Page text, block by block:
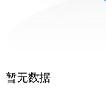
暂无数据